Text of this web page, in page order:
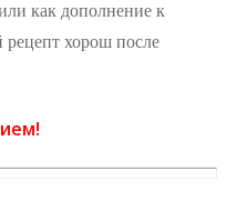
как дополнение к
хорош после